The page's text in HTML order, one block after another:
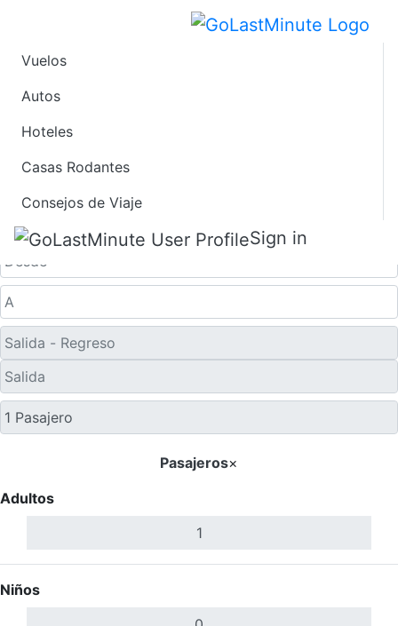
Vuelos
Autos
Hoteles
Casas Rodantes
Consejos de Viaje
Sign in
Ofertas de Viaje de
Último Minuto a
Ciudad de Jeju
Solo ida
Pasajeros×
Adultos
Niños